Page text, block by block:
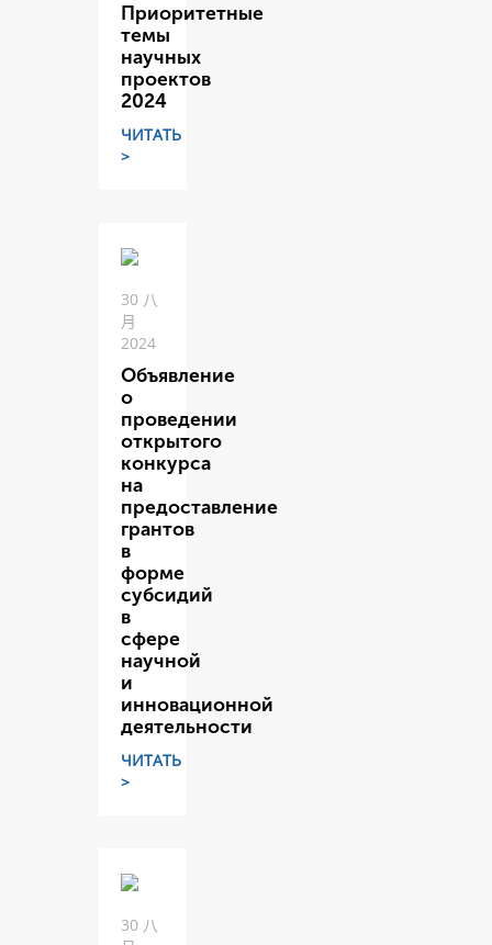
Приоритетные
темы
научных
проектов
2024
ЧИТАТЬ
>
30 八
月
2024
Объявление
о
проведении
открытого
конкурса
на
предоставление
грантов
в
форме
субсидий
в
сфере
научной
и
инновационной
деятельности
ЧИТАТЬ
>
30 八